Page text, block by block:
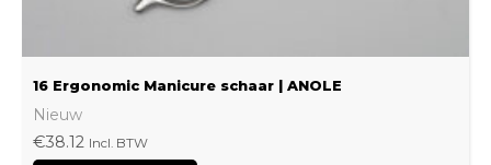
16 Ergonomic Manicure schaar | ANOLE
Nieuw
€38.12 Incl. BTW